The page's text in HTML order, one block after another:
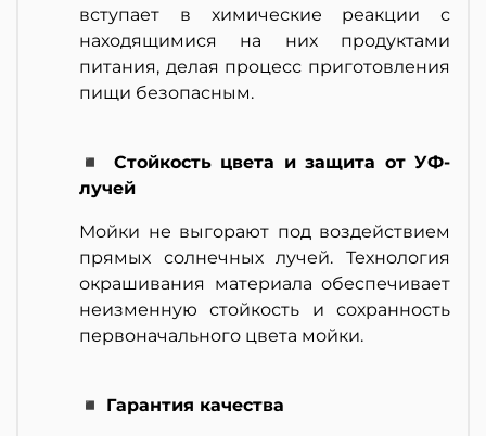
вступает в химические реакции с
находящимися на них продуктами
питания, делая процесс приготовления
пищи безопасным.
◾ Стойкость цвета и защита от УФ-
лучей
Мойки не выгорают под воздействием
прямых солнечных лучей. Технология
окрашивания материала обеспечивает
неизменную стойкость и сохранность
первоначального цвета мойки.
◾ Гарантия качества